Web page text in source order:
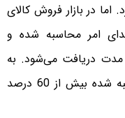
در بازار فروش کالای
امر محاسبه شده و
دریافت می‌شود. به
این ترتیب نرخ سود موثر سالانه محاسبه شده بیش از 60 درصد